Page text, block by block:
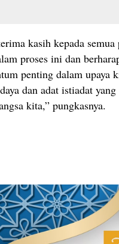
kasih kepada
proses ini dan
penting dalam upaya
dan adat istiadat
kita,” pungkasnya.